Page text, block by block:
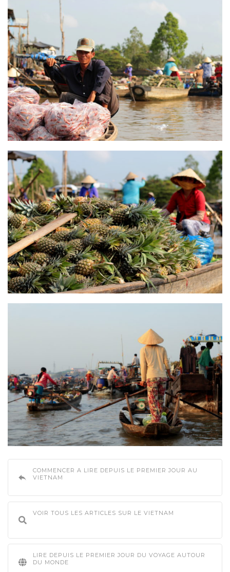
COMMENCER A LIRE DEPUIS LE PREMIER JOUR AU
VIETNAM
VOIR TOUS LES ARTICLES SUR LE VIETNAM
LIRE DEPUIS LE PREMIER JOUR DU VOYAGE AUTOUR
DU MONDE